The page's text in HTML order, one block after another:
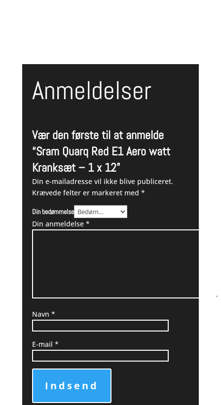
Anmeldelser
Vær den første til at anmelde
“Sram Quarq Red E1 Aero watt
Kranksæt – 1 x 12”
Din e-mailadresse vil ikke blive publiceret.
Krævede felter er markeret med *
Din bedømmelse
Din anmeldelse *
Navn *
E-mail *
Indsend